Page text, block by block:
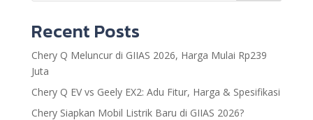
Recent Posts
Chery Q Meluncur di GIIAS 2026, Harga Mulai Rp239
Juta
Chery Q EV vs Geely EX2: Adu Fitur, Harga & Spesifikasi
Chery Siapkan Mobil Listrik Baru di GIIAS 2026?